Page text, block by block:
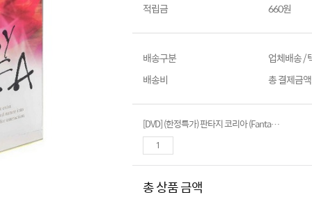
적립금
660원
배송구분
업체배송 /
배송비
총 결제금
[DVD] (한정특가) 판타지 코리아 (Fantasy Korea, 영어,일어,중국어자막)- 5disc.디지팩
총 상품 금액